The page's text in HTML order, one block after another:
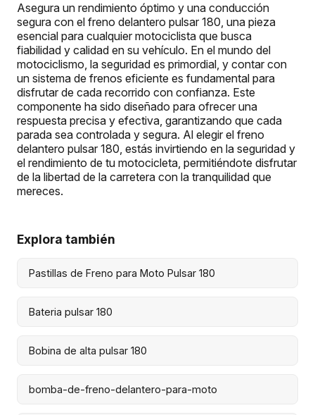
Asegura un rendimiento óptimo y una conducción
segura con el freno delantero pulsar 180, una pieza
esencial para cualquier motociclista que busca
fiabilidad y calidad en su vehículo. En el mundo del
motociclismo, la seguridad es primordial, y contar con
un sistema de frenos eficiente es fundamental para
disfrutar de cada recorrido con confianza. Este
componente ha sido diseñado para ofrecer una
respuesta precisa y efectiva, garantizando que cada
parada sea controlada y segura. Al elegir el freno
delantero pulsar 180, estás invirtiendo en la seguridad y
el rendimiento de tu motocicleta, permitiéndote disfrutar
de la libertad de la carretera con la tranquilidad que
mereces.
Explora también
Pastillas de Freno para Moto Pulsar 180
Bateria pulsar 180
Bobina de alta pulsar 180
bomba-de-freno-delantero-para-moto